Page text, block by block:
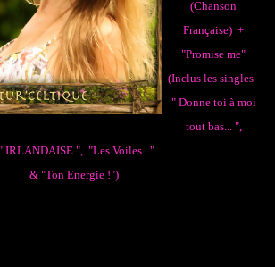
(Chanson
Française) +
"Promise me"
(Inclus les singles
" Donne toi à moi
tout bas... ",
IRLANDAISE ", "Les Voiles..."
& "Ton Energie !")